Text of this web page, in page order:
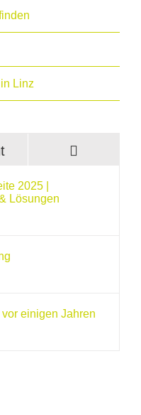
Linz
2025 |
Lösungen
einigen Jahren